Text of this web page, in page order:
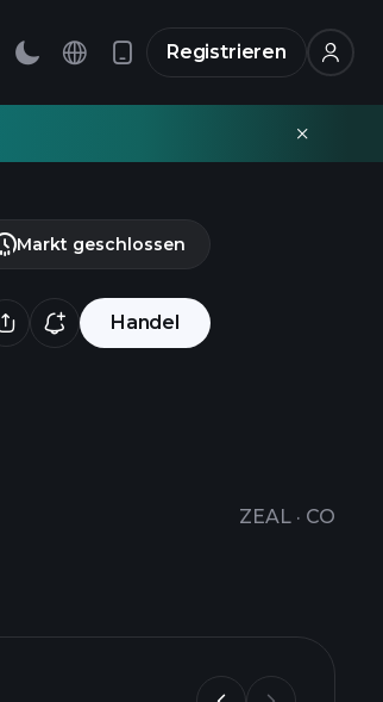
Registrieren
Handel
ZEAL · CO
Markt geschlossen